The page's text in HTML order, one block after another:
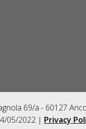
69/a - 60127
05/2022 | Privacy